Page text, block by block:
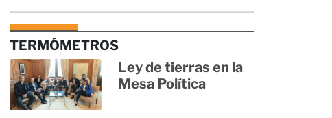
TERMÓMETROS
Ley de tierras en la
Mesa Política